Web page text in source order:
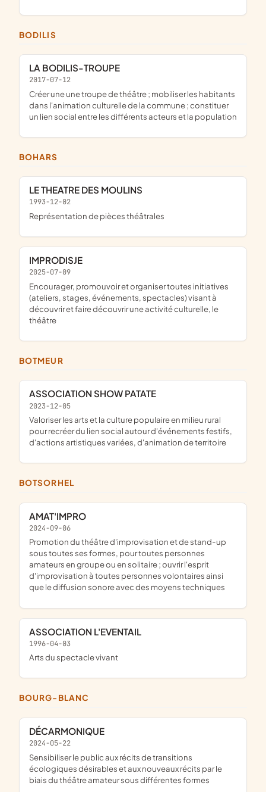
BODILIS
LA BODILIS-TROUPE
2017-07-12
créer une une troupe de théâtre ; mobiliser les habitants
dans l'animation culturelle de la commune ; constituer
un lien social entre les différents acteurs et la population
BOHARS
LE THEATRE DES MOULINS
1993-12-02
Représentation de pièces théâtrales
IMPRODISJE
2025-07-09
encourager, promouvoir et organiser toutes initiatives
(ateliers, stages, événements, spectacles) visant à
découvrir et faire découvrir une activité culturelle, le
théâtre
BOTMEUR
ASSOCIATION SHOW PATATE
2023-12-05
valoriser les arts et la culture populaire en milieu rural
pour recréer du lien social autour d'événements festifs,
d'actions artistiques variées, d'animation de territoire
BOTSORHEL
AMAT'IMPRO
2024-09-06
promotion du théâtre d'improvisation et de stand-up
sous toutes ses formes, pour toutes personnes
amateurs en groupe ou en solitaire ; ouvrir l'esprit
d'improvisation à toutes personnes volontaires ainsi
que le diffusion sonore avec des moyens techniques
ASSOCIATION L'EVENTAIL
1996-04-03
Arts du spectacle vivant
BOURG-BLANC
DÉCARMONIQUE
2024-05-22
sensibiliser le public aux récits de transitions
écologiques désirables et aux nouveaux récits par le
biais du théâtre amateur sous différentes formes